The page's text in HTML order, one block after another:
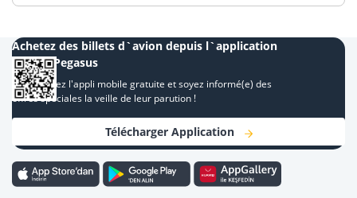
Achetez des billets d`avion depuis l`application
mobile Pegasus
Téléchargez l'appli mobile gratuite et soyez informé(e) des
offres spéciales la veille de leur parution !
Télécharger Application